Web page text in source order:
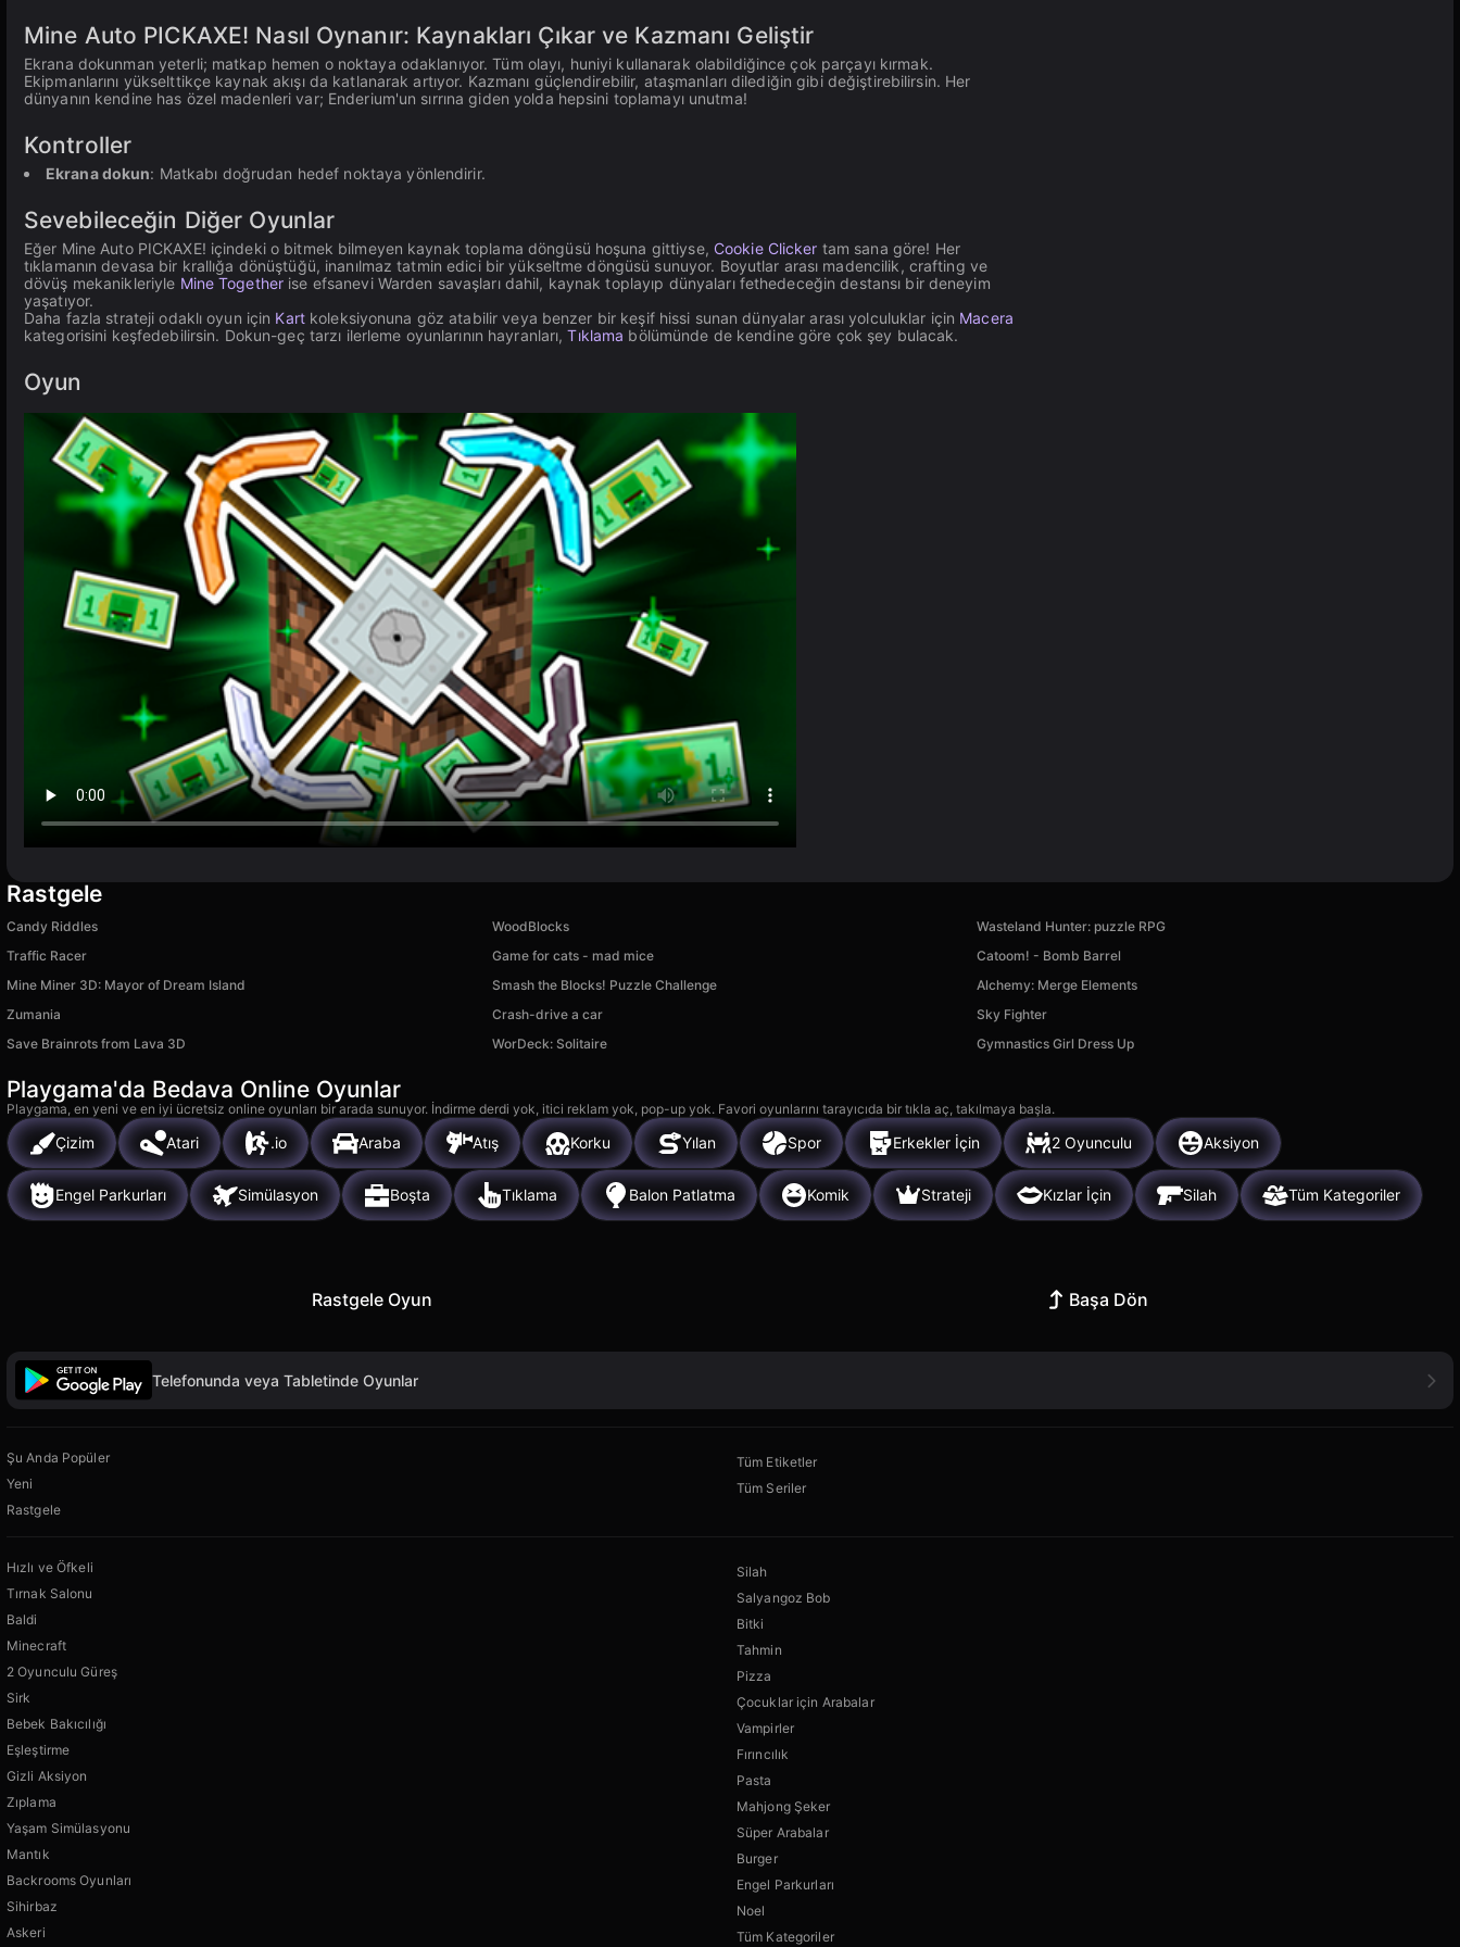
Mine Auto PICKAXE! Nasıl Oynanır: Kaynakları Çıkar ve Kazmanı Geliştir
Ekrana dokunman yeterli; matkap hemen o noktaya odaklanıyor. Tüm olayı, huniyi kullanarak olabildiğince çok parçayı kırmak.
Ekipmanlarını yükselttikçe kaynak akışı da katlanarak artıyor. Kazmanı güçlendirebilir, ataşmanları dilediğin gibi değiştirebilirsin. Her
dünyanın kendine has özel madenleri var; Enderium'un sırrına giden yolda hepsini toplamayı unutma!
Kontroller
Ekrana dokun: Matkabı doğrudan hedef noktaya yönlendirir.
Sevebileceğin Diğer Oyunlar
Eğer Mine Auto PICKAXE! içindeki o bitmek bilmeyen kaynak toplama döngüsü hoşuna gittiyse, Cookie Clicker tam sana göre! Her
tıklamanın devasa bir krallığa dönüştüğü, inanılmaz tatmin edici bir yükseltme döngüsü sunuyor. Boyutlar arası madencilik, crafting ve
dövüş mekanikleriyle Mine Together ise efsanevi Warden savaşları dahil, kaynak toplayıp dünyaları fethedeceğin destansı bir deneyim
yaşatıyor.
Daha fazla strateji odaklı oyun için Kartkoleksiyonuna göz atabilir veya benzer bir keşif hissi sunan dünyalar arası yolculuklar için Macera
kategorisini keşfedebilirsin. Dokun-geç tarzı ilerleme oyunlarının hayranları,Tıklama bölümünde de kendine göre çok şey bulacak.
Oyun
Rastgele
Candy Riddles WoodBlocks
Wasteland Hunter: puzzle RPG
Traffic Racer
Game for cats - mad mice
Catoom! - Bomb Barrel
Mine Miner 3D: Mayor of Dream Island
Smash the Blocks! Puzzle Challenge
Alchemy: Merge Elements
Zumania
Crash-drive a car
Sky Fighter
Save Brainrots from Lava 3D
WorDeck: Solitaire Gymnastics Girl Dress Up
Playgama'da Bedava Online Oyunlar
Playgama, en yeni ve en iyi ücretsiz online oyunları bir arada sunuyor. İndirme derdi yok, itici reklam yok, pop-up yok. Favori oyunlarını tarayıcıda bir tıkla aç, takılmaya başla.
Çizim Atari .io Araba Atış Korku Yılan Spor Erkekler İçin 2 Oyunculu Aksiyon
Engel Parkurları Simülasyon Boşta Tıklama Balon Patlatma Komik Strateji Kızlar İçin Silah Tüm Kategoriler
Rastgele Oyun Başa Dön
Telefonunda veya Tabletinde Oyunlar
Şu Anda Popüler
Yeni
Rastgele
Tüm Etiketler
Tüm Seriler
Hızlı ve Öfkeli
Tırnak Salonu
Baldi
Minecraft
2 Oyunculu Güreş
Sirk
Bebek Bakıcılığı
Eşleştirme
Gizli Aksiyon
Zıplama
Yaşam Simülasyonu
Mantık
Backrooms Oyunları
Sihirbaz
Askeri
Silah
Salyangoz Bob
Bitki
Tahmin
Pizza
Çocuklar için Arabalar
Vampirler
Fırıncılık
Pasta
Mahjong Şeker
Süper Arabalar
Burger
Engel Parkurları
Noel
Tüm Kategoriler